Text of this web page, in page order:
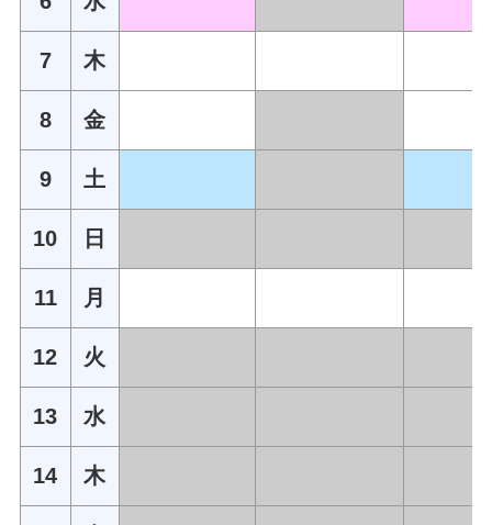
7 木
8 金
9 土
10 日
11 月
12 火
13 水
14 木